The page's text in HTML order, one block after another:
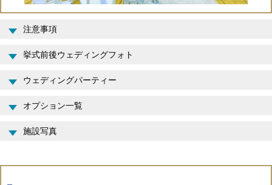
注意事項
挙式前後ウェディングフォト
ウェディングパーティー
オプション一覧
施設写真